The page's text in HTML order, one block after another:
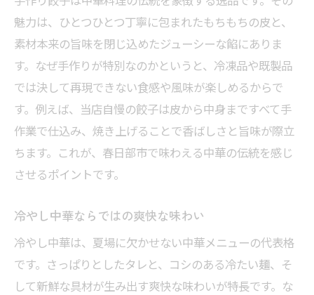
魅力は、ひとつひとつ丁寧に包まれたもちもちの皮と、
素材本来の旨味を閉じ込めたジューシーな餡にありま
す。なぜ手作りが特別なのかというと、冷凍品や既製品
では決して再現できない食感や風味が楽しめるからで
す。例えば、当店自慢の餃子は皮から中身まですべて手
作業で仕込み、焼き上げることで香ばしさと旨味が際立
ちます。これが、春日部市で味わえる中華の伝統を感じ
させるポイントです。
冷やし中華ならではの爽快な味わい
冷やし中華は、夏場に欠かせない中華メニューの代表格
です。さっぱりとしたタレと、コシのある冷たい麺、そ
して新鮮な具材が生み出す爽快な味わいが特長です。な